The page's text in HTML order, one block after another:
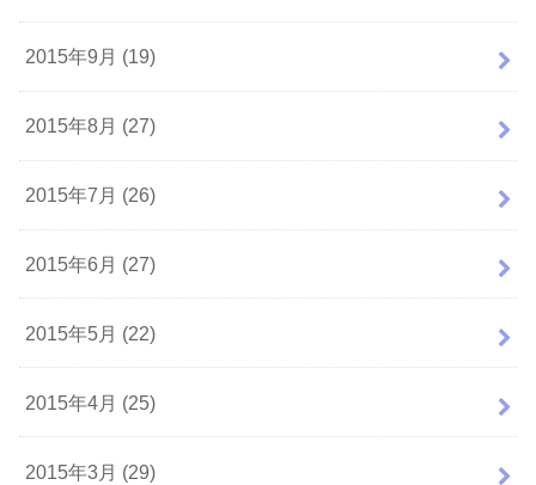
2015年9月 (19)
2015年8月 (27)
2015年7月 (26)
2015年6月 (27)
2015年5月 (22)
2015年4月 (25)
2015年3月 (29)